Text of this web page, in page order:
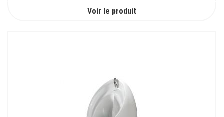
Voir le produit